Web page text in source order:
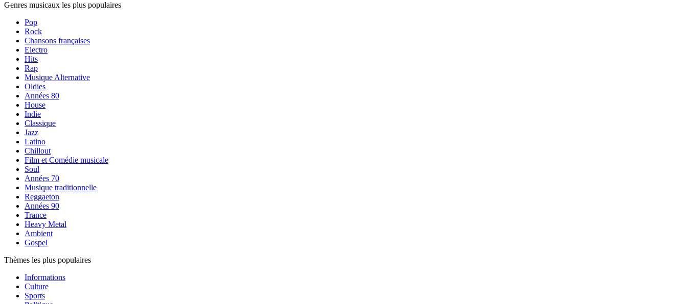
Genres musicaux les plus populaires
Pop
Rock
Chansons françaises
Electro
Hits
Rap
Musique Alternative
Oldies
Années 80
House
Indie
Classique
Jazz
Latino
Chillout
Film et Comédie musicale
Soul
Années 70
Musique traditionnelle
Reggaeton
Années 90
Trance
Heavy Metal
Ambient
Gospel
Thèmes les plus populaires
Informations
Culture
Sports